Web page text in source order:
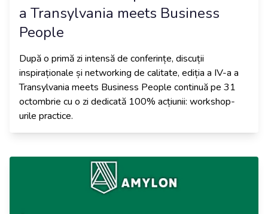
a Transylvania meets Business
People
După o primă zi intensă de conferințe, discuții
inspiraționale și networking de calitate, ediția a IV-a a
Transylvania meets Business People continuă pe 31
octombrie cu o zi dedicată 100% acțiunii: workshop-
urile practice.